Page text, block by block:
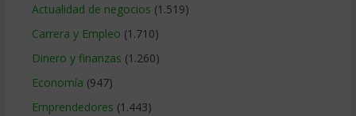
Actualidad de negocios (1.519)
Carrera y Empleo (1.710)
Dinero y finanzas (1.260)
Economía (947)
Emprendedores (1.443)